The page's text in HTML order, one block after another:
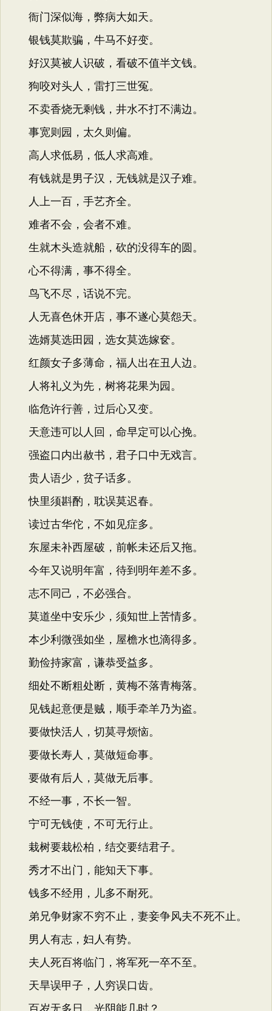
衙门深似海，弊病大如天。
银钱莫欺骗，牛马不好变。
好汉莫被人识破，看破不值半文钱。
狗咬对头人，雷打三世冤。
不卖香烧无剩钱，井水不打不满边。
事宽则园，太久则偏。
高人求低易，低人求高难。
有钱就是男子汉，无钱就是汉子难。
人上一百，手艺齐全。
难者不会，会者不难。
生就木头造就船，砍的没得车的圆。
心不得满，事不得全。
鸟飞不尽，话说不完。
人无喜色休开店，事不遂心莫怨天。
选婿莫选田园，选女莫选嫁奁。
红颜女子多薄命，福人出在丑人边。
人将礼义为先，树将花果为园。
临危许行善，过后心又变。
天意违可以人回，命早定可以心挽。
强盗口内出赦书，君子口中无戏言。
贵人语少，贫子话多。
快里须斟酌，耽误莫迟春。
读过古华佗，不如见症多。
东屋未补西屋破，前帐未还后又拖。
今年又说明年富，待到明年差不多。
志不同己，不必强合。
莫道坐中安乐少，须知世上苦情多。
本少利微强如坐，屋檐水也滴得多。
勤俭持家富，谦恭受益多。
细处不断粗处断，黄梅不落青梅落。
见钱起意便是贼，顺手牵羊乃为盗。
要做快活人，切莫寻烦恼。
要做长寿人，莫做短命事。
要做有后人，莫做无后事。
不经一事，不长一智。
宁可无钱使，不可无行止。
栽树要栽松柏，结交要结君子。
秀才不出门，能知天下事。
钱多不经用，儿多不耐死。
弟兄争财家不穷不止，妻妾争风夫不死不止。
男人有志，妇人有势。
夫人死百将临门，将军死一卒不至。
天旱误甲子，人穷误口齿。
百岁无多日，光阴能几时？